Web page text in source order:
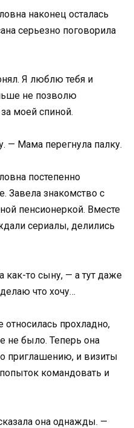
наконец осталась
серьезно поговорила
Я люблю тебя и
не позволю
моей спиной.
Мама перегнула палку.
постепенно
Завела знакомство с
пенсионеркой. Вместе
сериалы, делились
как-то сыну, — а тут даже
что хочу…
прохладно,
не было. Теперь она
приглашению, и визиты
командовать и
она однажды. —